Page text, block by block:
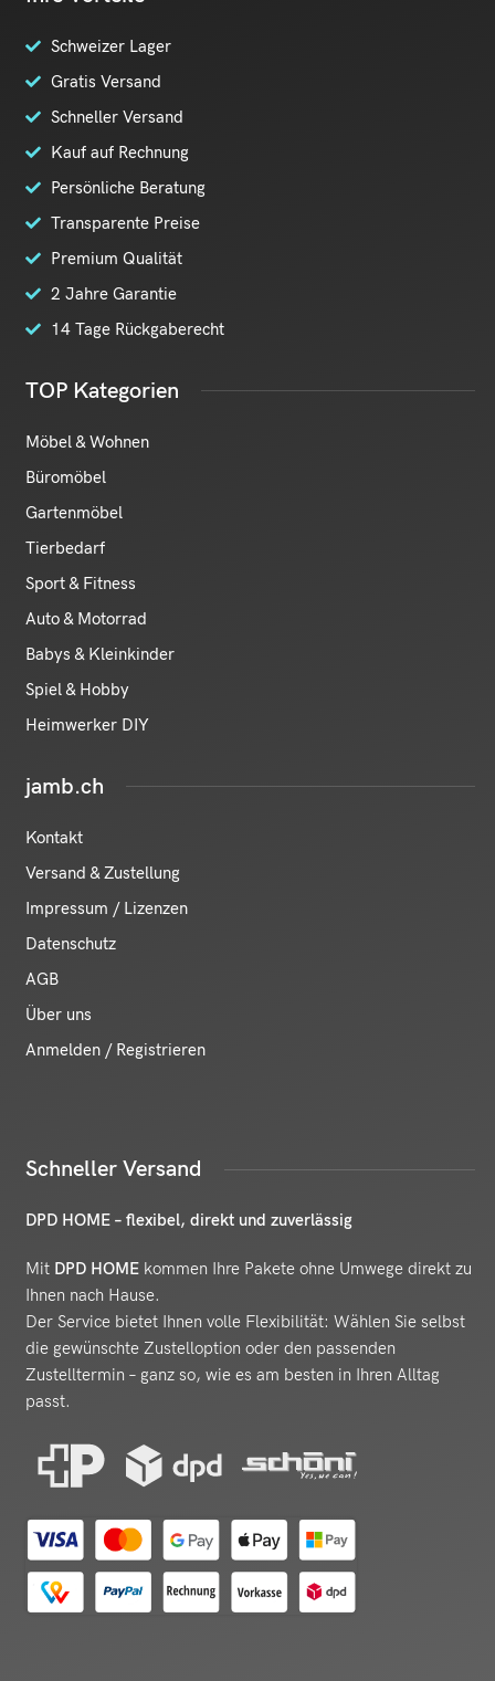
Schweizer Lager
Gratis Versand
Schneller Versand
Kauf auf Rechnung
Persönliche Beratung
Transparente Preise
Premium Qualität
2 Jahre Garantie
14 Tage Rückgaberecht
TOP Kategorien
Möbel & Wohnen
Büromöbel
Gartenmöbel
Tierbedarf
Sport & Fitness
Auto & Motorrad
Babys & Kleinkinder
Spiel & Hobby
Heimwerker DIY
jamb.ch
Kontakt
Versand & Zustellung
Impressum / Lizenzen
Datenschutz
AGB
Über uns
Anmelden / Registrieren
Schneller Versand
DPD HOME – flexibel, direkt und zuverlässig
Mit DPD HOME kommen Ihre Pakete ohne Umwege direkt zu
Ihnen nach Hause.
Der Service bietet Ihnen volle Flexibilität: Wählen Sie selbst
die gewünschte Zustelloption oder den passenden
Zustelltermin – ganz so, wie es am besten in Ihren Alltag
passt.